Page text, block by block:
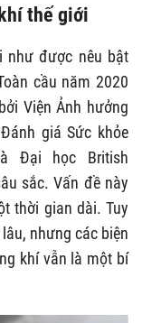
thế giới
như được nêu bật
cầu năm 2020
Viện Ảnh hưởng
giá Sức khỏe
Đại học British
sắc. Vấn đề này
thời gian dài. Tuy
nhưng các biện
khí vẫn là một bí